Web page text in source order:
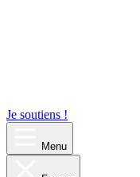
Je soutiens !
Menu